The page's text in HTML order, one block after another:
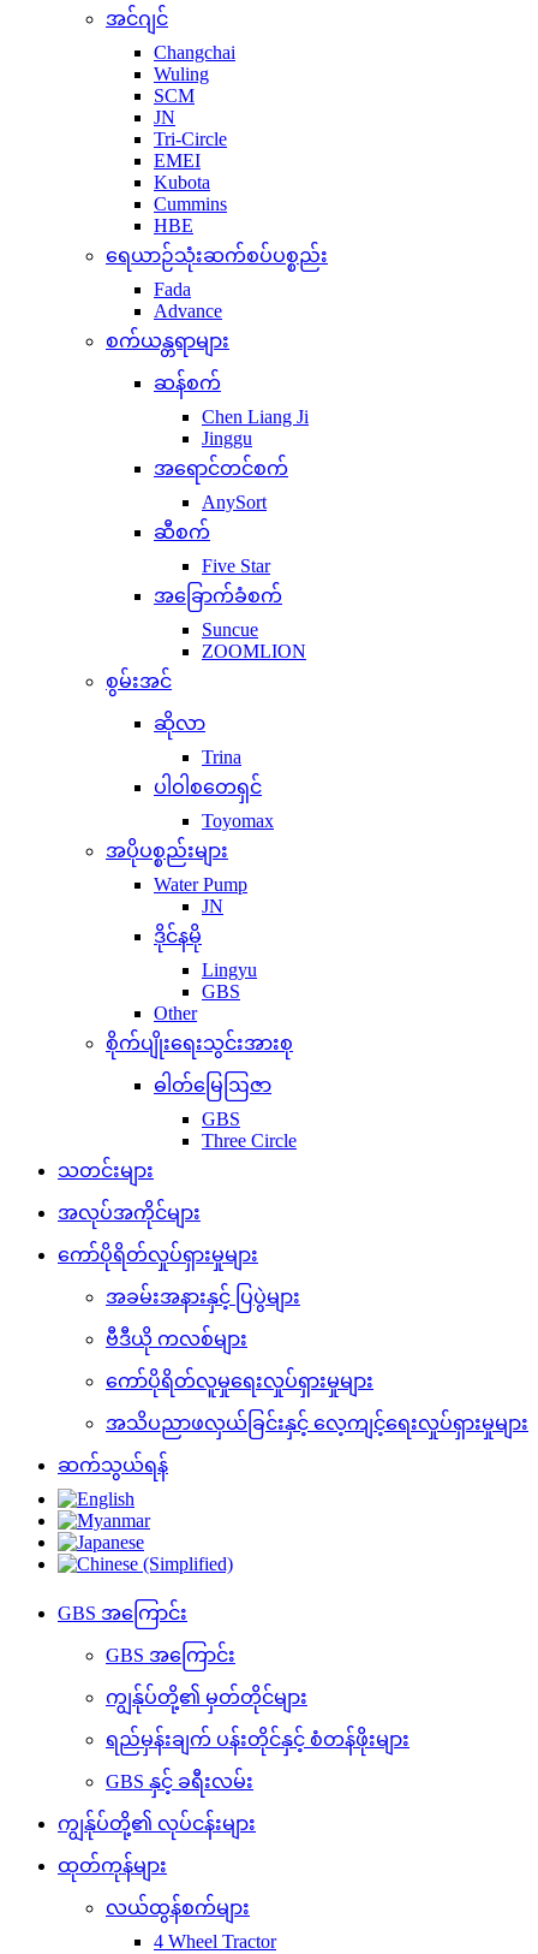
အင်ဂျင်
Changchai
Wuling
SCM
JN
Tri-Circle
EMEI
Kubota
Cummins
HBE
ရေယာဉ်သုံးဆက်စပ်ပစ္စည်း
Fada
Advance
စက်ယန္တရာများ
ဆန်စက်
Chen Liang Ji
Jinggu
အရောင်တင်စက်
AnySort
ဆီစက်
Five Star
အခြောက်ခံစက်
Suncue
ZOOMLION
စွမ်းအင်
ဆိုလာ
Trina
ပါဝါစတေရှင်
Toyomax
အပိုပစ္စည်းများ
Water Pump
JN
ဒိုင်နမို
Lingyu
GBS
Other
စိုက်ပျိုးရေးသွင်းအားစု
ဓါတ်မြေဩဇာ
GBS
Three Circle
သတင်းများ
အလုပ်အကိုင်များ
ကော်ပိုရိတ်လှုပ်ရှားမှုများ
အခမ်းအနားနှင့် ပြပွဲများ
ဗီဒီယို ကလစ်များ
ကော်ပိုရိတ်လူမှုရေးလှုပ်ရှားမှုများ
အသိပညာဖလှယ်ခြင်းနှင့် လေ့ကျင့်ရေးလှုပ်ရှားမှုများ
ဆက်သွယ်ရန်
GBS အကြောင်း
GBS အကြောင်း
ကျွန်ုပ်တို့၏ မှတ်တိုင်များ
ရည်မှန်းချက် ပန်းတိုင်နှင့် စံတန်ဖိုးများ
GBS နှင့် ခရီးလမ်း
ကျွန်ုပ်တို့၏ လုပ်ငန်းများ
ထုတ်ကုန်များ
လယ်ထွန်စက်များ
4 Wheel Tractor